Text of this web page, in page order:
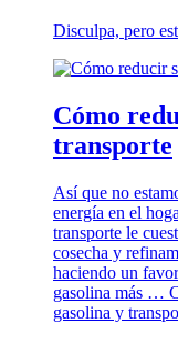
Disculpa, pero
Cómo
transporte
Así que no
energía en el
transporte le
cosecha y
haciendo un
gasolina más …
gasolina y